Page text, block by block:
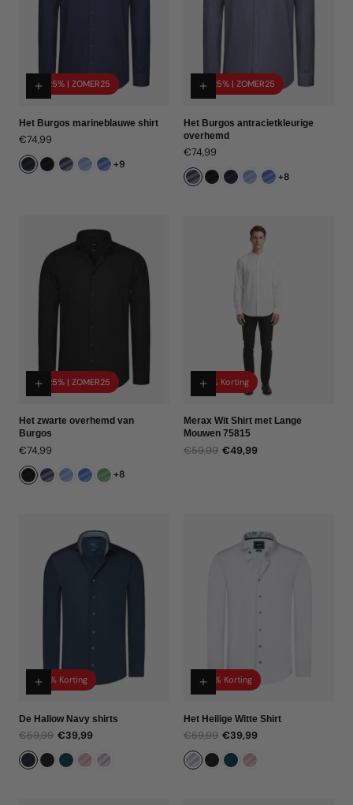
-25% | ZOMER25
Het Burgos marineblauwe shirt
Normale
prijs
€74,99
+9
-25% | ZOMER25
Het Burgos antracietkleurige
overhemd
Normale
prijs
€74,99
+8
-25% | ZOMER25
Het zwarte overhemd van
Burgos
Normale
prijs
€74,99
+8
17% Korting
Merax Wit Shirt met Lange
Mouwen 75815
Normale
€59,99
Verkoopprijs
€49,99
33% Korting
De Hallow Navy shirts
Normale
prijs
€59,99
Verkoopprijs
€39,99
33% Korting
Het Heilige Witte Shirt
Normale
prijs
€59,99
Verkoopprijs
€39,99